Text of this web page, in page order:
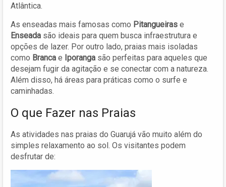
Atlântica.
As enseadas mais famosas como Pitangueiras e
Enseada são ideais para quem busca infraestrutura e
opções de lazer. Por outro lado, praias mais isoladas
como Branca e Iporanga são perfeitas para aqueles que
desejam fugir da agitação e se conectar com a natureza.
Além disso, há áreas para práticas como o surfe e
caminhadas.
O que Fazer nas Praias
As atividades nas praias do Guarujá vão muito além do
simples relaxamento ao sol. Os visitantes podem
desfrutar de: